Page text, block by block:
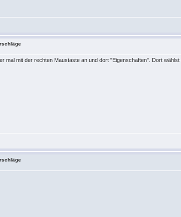
mal mit der rechten Maustaste an und dort "Eigenschaften". Dort